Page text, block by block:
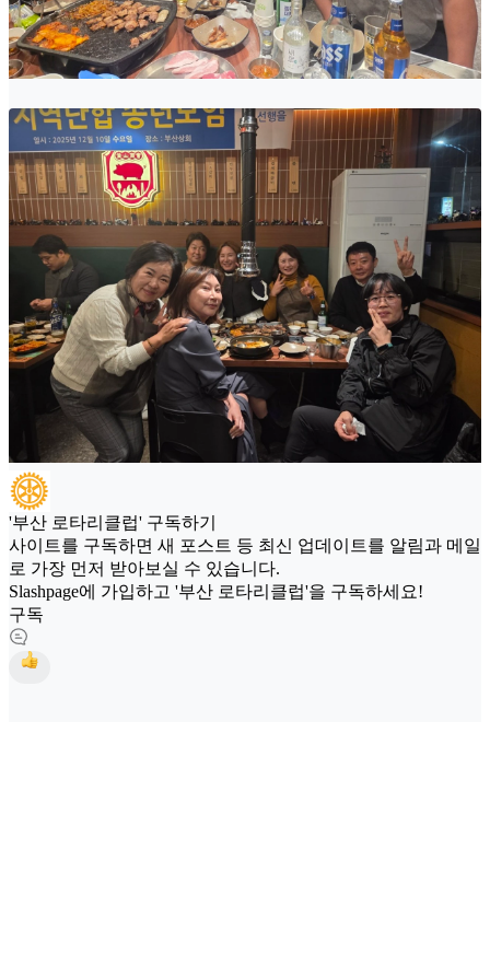
'부산 로타리클럽' 구독하기
사이트를 구독하면 새 포스트 등 최신 업데이트를 알림과 메일
로 가장 먼저 받아보실 수 있습니다.
Slashpage에 가입하고 '부산 로타리클럽'을 구독하세요!
구독